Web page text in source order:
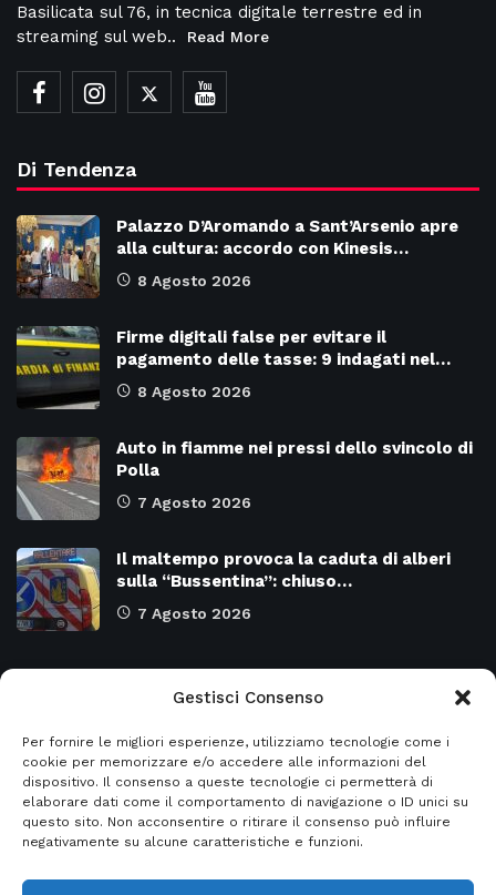
Gestisci Consenso
Per fornire le migliori esperienze, utilizziamo tecnologie come i
cookie per memorizzare e/o accedere alle informazioni del
dispositivo. Il consenso a queste tecnologie ci permetterà di
elaborare dati come il comportamento di navigazione o ID unici su
questo sito. Non acconsentire o ritirare il consenso può influire
negativamente su alcune caratteristiche e funzioni.
Basilicata sul 76, in tecnica digitale terrestre ed in
streaming sul web..
Read More
Di Tendenza
Palazzo D’Aromando a Sant’Arsenio apre
alla cultura: accordo con Kinesis…
8 Agosto 2026
Firme digitali false per evitare il
pagamento delle tasse: 9 indagati nel…
8 Agosto 2026
Auto in fiamme nei pressi dello svincolo di
Polla
7 Agosto 2026
Il maltempo provoca la caduta di alberi
sulla “Bussentina”: chiuso…
7 Agosto 2026
Attualità 8975
Cronaca 6480
Primo piano 5957
SALERNO e Provincia 4132
Regione CAMPANIA 2132
Regione BASILICATA